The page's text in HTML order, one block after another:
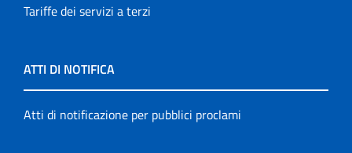
Tariffe dei servizi a terzi
ATTI DI NOTIFICA
Atti di notificazione per pubblici proclami